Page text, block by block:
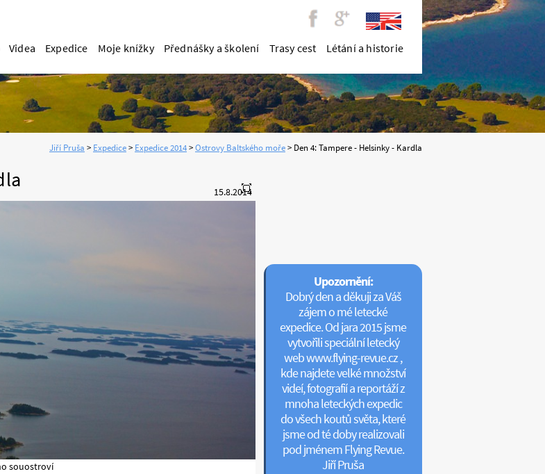
15.8.2014
souostroví
Upozornění:
Dobrý den a děkuji za Váš
zájem o mé letecké
expedice. Od jara 2015 jsme
vytvořili speciální letecký
web www.flying-revue.cz ,
kde najdete velké množství
videí, fotografií a reportáží z
mnoha leteckých expedic
do všech koutů světa, které
jsme od té doby realizovali
pod jménem Flying Revue.
Jiří Pruša
Videa Expedice Moje knížky Přednášky a školení Trasy cest Létání a historie